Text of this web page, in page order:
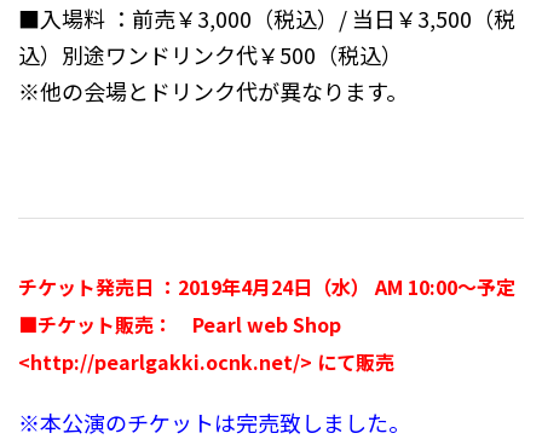
■入場料 ：前売￥3,000（税込）/ 当日￥3,500（税
込）別途ワンドリンク代￥500（税込）
※他の会場とドリンク代が異なります。
チケット発売日 ：2019年4月24日（水） AM 10:00〜予定
■チケット販売： Pearl web Shop
<http://pearlgakki.ocnk.net/> にて販売
※本公演のチケットは完売致しました。